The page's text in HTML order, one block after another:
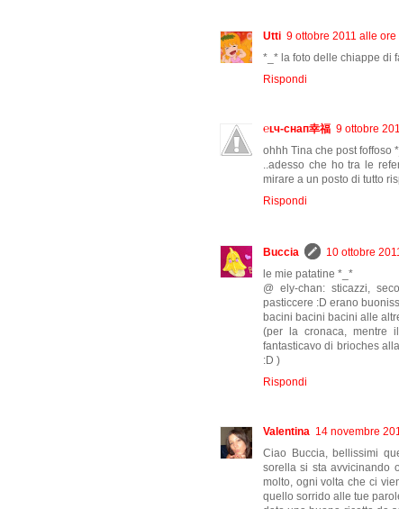
Utti 9 ottobre 2011 alle ore
*_* la foto delle chiappe di
Rispondi
℮ʟч-сʜaп幸福 9 ottobre
ohhh Tina che post foffoso
..adesso che ho tra le
mirare a un posto di tutto
Rispondi
Buccia
10 ottobre
le mie patatine *_*
@ ely-chan: sticazzi,
pasticcere :D erano
bacini bacini bacini alle
(per la cronaca, mentre
fantasticavo di brioches
:D )
Rispondi
Valentina 14 novembre
Ciao Buccia, bellissimi
sorella si sta avvicinando
molto, ogni volta che ci
quello sorrido alle tue